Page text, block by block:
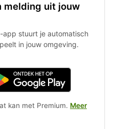
melding uit jouw
app stuurt je automatisch
in jouw omgeving.
kan met Premium. Meer